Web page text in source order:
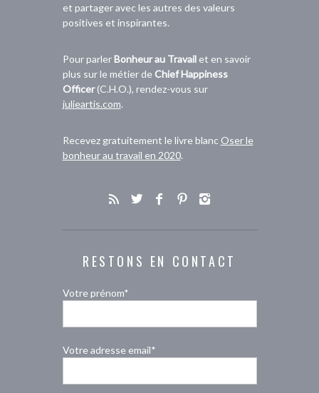
et partager avec les autres des valeurs
positives et inspirantes.
Pour parlerBonheur au Travailet en savoir
plus sur le métier deChief Happiness
Officer(C.H.O.), rendez-vous sur
julieartis.com.
Recevez gratuitement le livre blanc Oser le
bonheur au travail en 2020.
RESTONS EN CONTACT
Votre prénom*
Votre adresse email*